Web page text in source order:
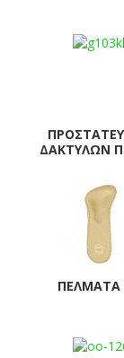
ΔΑΚΤΎΛΩΝ
ΠΈΛΜΑΤΑ